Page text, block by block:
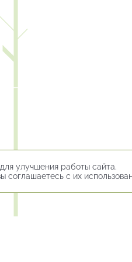
улучшения работы сайта.
соглашаетесь с их